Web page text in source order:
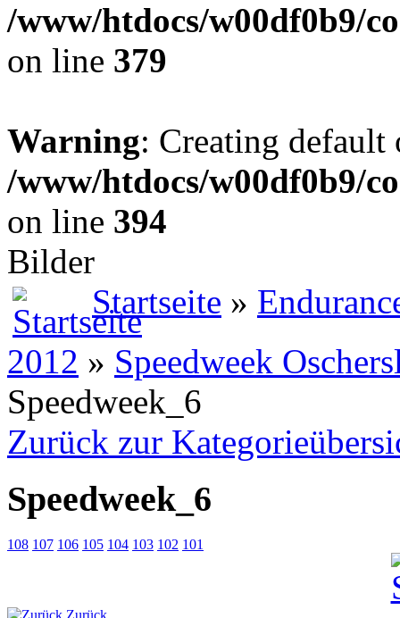
/www/htdocs/w00df0b9/
on line 379
Warning: Creating
/www/htdocs/w00df0b9/
on line 394
Bilder
Startseite »
2012 » Speedweek
Speedweek_6
Zurück zur
Speedweek_6
108 107 106 105 104 103 102 101
Zurück